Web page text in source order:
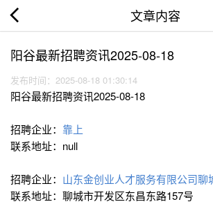
文章内容
阳谷最新招聘资讯2025-08-18
发布时间：2025-08-18 01:30:14
阳谷最新招聘资讯2025-08-18
招聘企业： 靠上
联系地址：null
招聘企业： 山东金创业人才服务有限公司聊
联系地址：聊城市开发区东昌东路157号